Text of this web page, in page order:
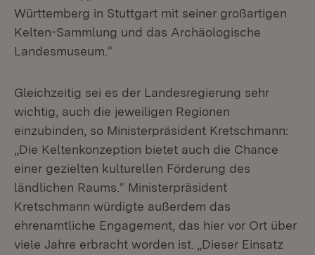
Württemberg in Stuttgart mit seiner großartigen
Kelten-Sammlung und das Archäologische
Landesmuseum.“
Gleichzeitig sei es der Landesregierung sehr
wichtig, auch die jeweiligen Regionen
einzubinden, so Ministerpräsident Kretschmann:
„Die Keltenkonzeption bietet auch die Chance
einer gezielten kulturellen Förderung des
ländlichen Raums.“ Ministerpräsident
Kretschmann würdigte außerdem das
ehrenamtliche Engagement, das hier vor Ort über
viele Jahre erbracht worden ist. „Dieser Einsatz